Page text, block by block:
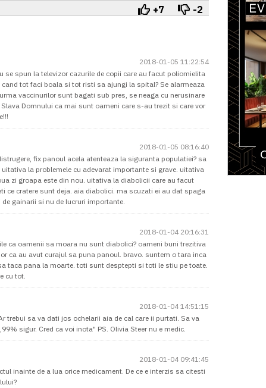
+7 -2
2018-01-05 11:22:54
se spun la televizor cazurile de copii care au facut poliomielita
tot faci boala si tot risti sa ajungi la spital? Se alarmeaza
vaccinurilor sunt bagati sub pres, se neaga cu nerusinare
Domnului ca mai sunt oameni care s-au trezit si care vor
2018-01-05 08:16:40
fix panoul acela atenteaza la siguranta populatiei? sa
la problemele cu adevarat importante si grave. uitativa
zi groapa este din nou. uitativa la diabolicii care au facut
ce cratere sunt deja. aia diabolici. ma scuzati ei au dat spaga
gainarii si nu de lucruri importante.
2018-01-04 20:16:31
ca oamenii sa moara nu sunt diabolici? oameni buni trezitiva
ca au avut curajul sa puna panoul. bravo. suntem o tara inca
taca pana la moarte. toti sunt desptepti si toti le stiu pe toate.
cu tot.
2018-01-04 14:51:15
trebui sa va dati jos ochelarii aia de cal care ii purtati. Sa va
sigur. Cred ca voi inota" PS. Olivia Steer nu e medic.
2018-01-04 09:41:45
inainte de a lua orice medicament. De ce e interzis sa citesti